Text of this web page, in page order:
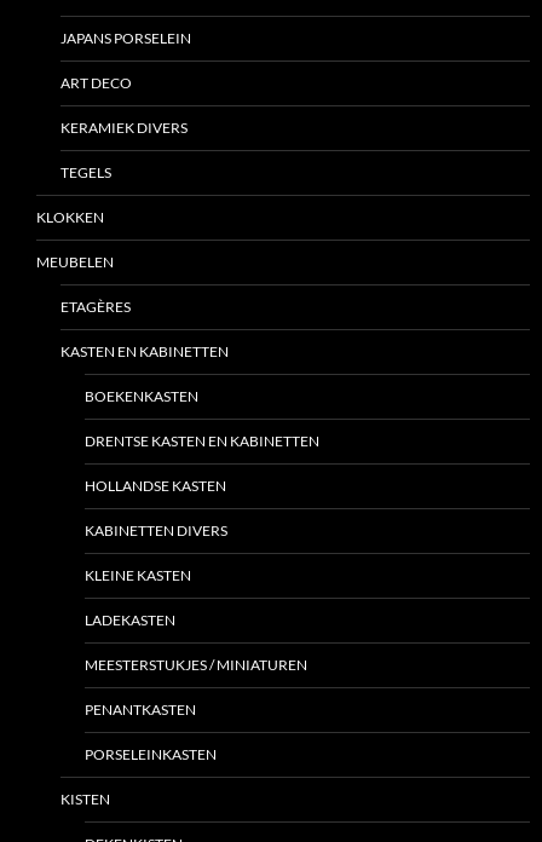
JAPANS PORSELEIN
ART DECO
KERAMIEK DIVERS
TEGELS
KLOKKEN
MEUBELEN
ETAGÈRES
KASTEN EN KABINETTEN
BOEKENKASTEN
DRENTSE KASTEN EN KABINETTEN
HOLLANDSE KASTEN
KABINETTEN DIVERS
KLEINE KASTEN
LADEKASTEN
MEESTERSTUKJES / MINIATUREN
PENANTKASTEN
PORSELEINKASTEN
KISTEN